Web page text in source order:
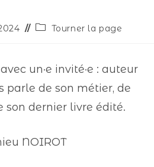
Tourner la page
un·e invité·e : auteur
parle de son métier, de
son dernier livre édité.
NOIROT